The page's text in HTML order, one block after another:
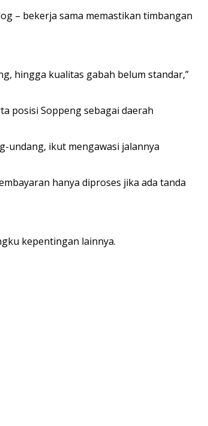
– bekerja sama memastikan timbangan
hingga kualitas gabah belum standar,”
posisi Soppeng sebagai daerah
undang, ikut mengawasi jalannya
hanya diproses jika ada tanda
kepentingan lainnya.